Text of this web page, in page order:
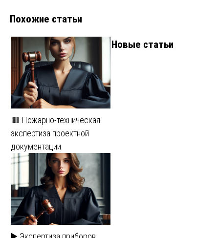
Похожие статьи
🟥 Пожарно-техническая
экспертиза проектной
документации
Новые статьи